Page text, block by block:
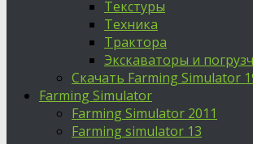
Текстуры
Техника
Трактора
Экскаваторы и
Скачать Farming Simulator
Farming Simulator
Farming Simulator 2011
Farming simulator 13